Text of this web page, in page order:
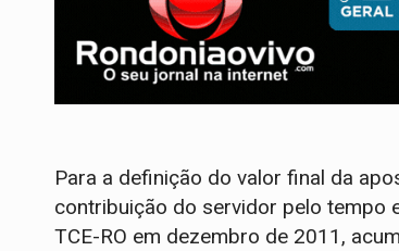
Para a definição do valor final da
contribuição do servidor pelo tempo
TCE-RO em dezembro de 2011,